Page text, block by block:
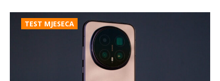
TEST MJESECA